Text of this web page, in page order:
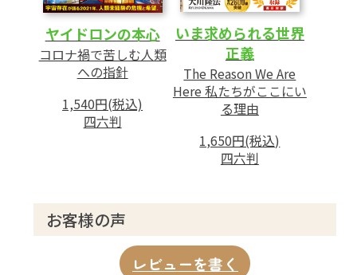
ヤイドロンの本心
コロナ禍で苦しむ人類
への指針
1,540円(税込)
四六判
いま求められる世界
正義
The Reason We Are
Here 私たちがここにい
る理由
1,650円(税込)
四六判
お客様の声
レビューを書く